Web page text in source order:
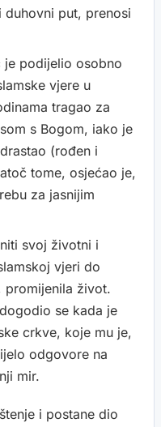
put, prenosi
je podijelio osobno
vjere u
tragao za
s Bogom, iako je
(rođen i
tome, osjećao je,
za jasnijim
svoj životni i
vjeri do
promijenila život.
se kada je
crkve, koje mu je,
odgovore na
mir.
i postane dio